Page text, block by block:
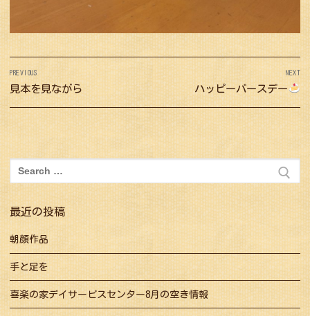
投
稿
ナ
ビ
ゲ
ー
シ
ョ
ン
PREVIOUS
Previous
post:
見本を見ながら
NEXT
Next
post:
ハッピーバースデー
検
索:
最近の投稿
朝顔作品
手と足を
喜楽の家デイサービスセンター8月の空き情報